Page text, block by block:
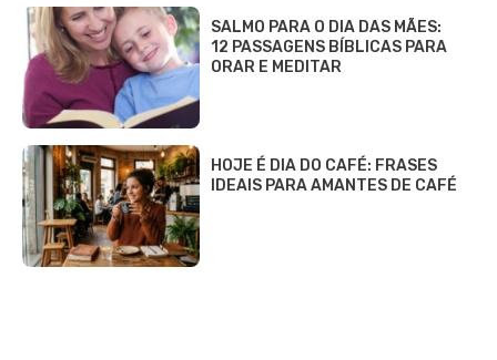
SALMO PARA O DIA DAS MÃES:
12 PASSAGENS BÍBLICAS PARA
ORAR E MEDITAR
HOJE É DIA DO CAFÉ: FRASES
IDEAIS PARA AMANTES DE CAFÉ